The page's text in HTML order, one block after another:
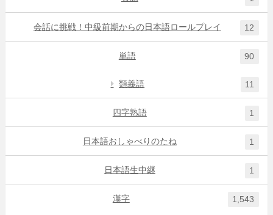
会話に挑戦！中級前期からの日本語ロールプレイ 12
単語 90
類義語 11
四字熟語 1
日本語おしゃべりのたね 1
日本語生中継 1
漢字 1,543